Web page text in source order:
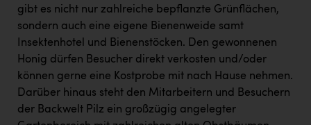
gibt es nicht nur zahlreiche bepflanzte Grünflächen,
sondern auch eine eigene Bienenweide samt
Insektenhotel und Bienenstöcken. Den gewonnenen
Honig dürfen Besucher direkt verkosten und/oder
können gerne eine Kostprobe mit nach Hause nehmen.
Darüber hinaus steht den Mitarbeitern und Besuchern
der Backwelt Pilz ein großzügig angelegter